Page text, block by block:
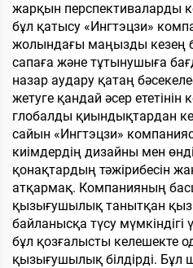
жарқын перспективаларды
бұл қатысу «Ингтэцзи»
жолындағы маңызды кезең
сапаға және тұтынушыға
назар аудару қатаң
жетуге қандай әсер ететінін
глобалды қиындықтардан
сайын «Ингтэцзи»
киімдердің дизайны мен
қонақтардың тәжірибесін
атқармақ. Компанияның
қызығушылық танытқан
байланысқа түсу
бұл қозғалысты келешекте
қызығушылық білдірді. Бұл